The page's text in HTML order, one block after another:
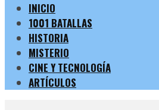
INICIO
1001 BATALLAS
HISTORIA
MISTERIO
CINE Y TECNOLOGÍA
ARTÍCULOS